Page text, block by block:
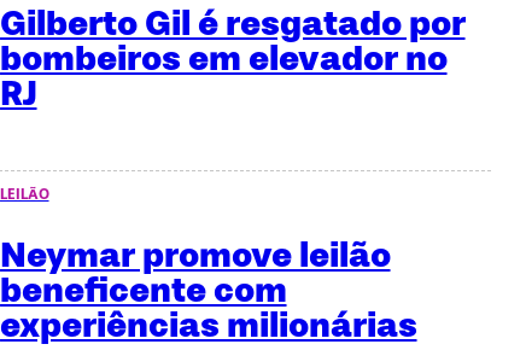
Gilberto Gil é resgatado por
bombeiros em elevador no
RJ
LEILÃO
Neymar promove leilão
beneficente com
experiências milionárias